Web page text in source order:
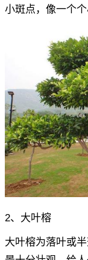
小斑点，像一个个
2、大叶榕
大叶榕为落叶或